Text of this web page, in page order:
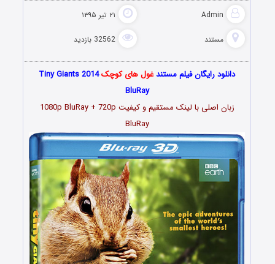
Admin ۲۱ تیر ۱۳۹۵
مستند 32562 بازدید
دانلود رایگان فیلم مستندغول های کوچکTiny Giants 2014
BluRay
زبان اصلی با لینک مستقیم و کیفیت 1080p BluRay + 720p
BluRay